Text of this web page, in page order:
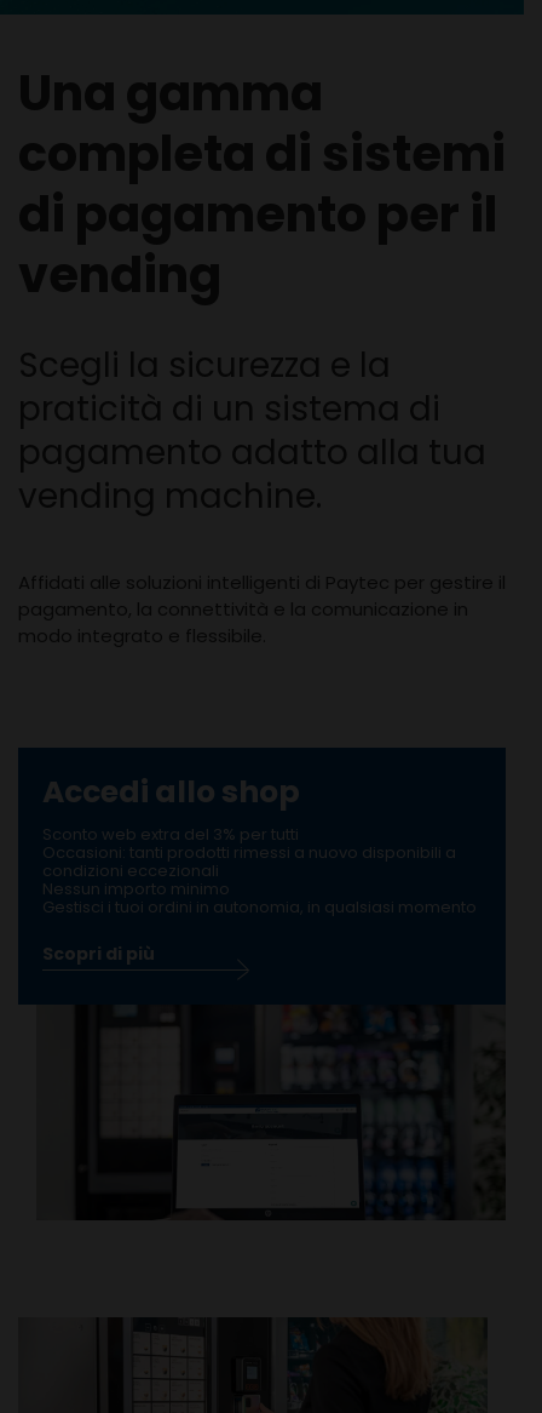
Una gamma
completa di sistemi
di pagamento per il
vending
Scegli la sicurezza e la
praticità di un sistema di
pagamento adatto alla tua
vending machine.
Affidati alle soluzioni intelligenti di Paytec per gestire il
pagamento, la connettività e la comunicazione in
modo integrato e flessibile.
Accedi allo shop
Sconto web extra del 3% per tutti
Occasioni: tanti prodotti rimessi a nuovo disponibili a
condizioni eccezionali
Nessun importo minimo
Gestisci i tuoi ordini in autonomia, in qualsiasi momento
Scopri di più